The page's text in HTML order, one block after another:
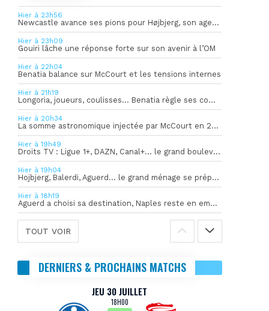
Hier à 23h56
Newcastle avance ses pions pour Højbjerg, son agent sort du silence
Hier à 23h09
Gouiri lâche une réponse forte sur son avenir à l’OM
Hier à 22h04
Benatia balance sur McCourt et les tensions internes
Hier à 21h19
Longoria, joueurs, coulisses… Benatia règle ses comptes !
Hier à 20h34
La somme astronomique injectée par McCourt en 2026 pour soutenir l’OM
Hier à 19h49
Droits TV : Ligue 1+, DAZN, Canal+… le grand bouleversement
Hier à 19h04
Hojbjerg, Balerdi, Aguerd… le grand ménage se prépare
Hier à 18h19
Aguerd a choisi sa destination, Naples reste en embuscade
TOUT VOIR
DERNIERS & PROCHAINS MATCHS
JEU 30 JUILLET
18H00